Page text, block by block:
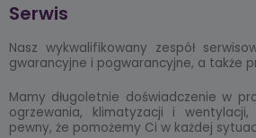
Serwis
Nasz wykwalifikowany zespół
gwarancyjne i pogwarancyjne, a także
Mamy długoletnie doświadczenie w
ogrzewania, klimatyzacji i
pewny, że pomożemy Ci w każdej